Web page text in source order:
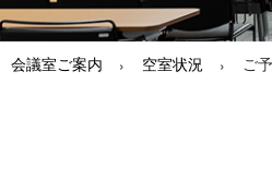
会議室ご案内 空室状況 ご